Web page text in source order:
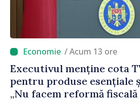
/ Acum 13 ore
Executivul menține cota
pentru produse esențiale
„Nu facem reformă fiscală